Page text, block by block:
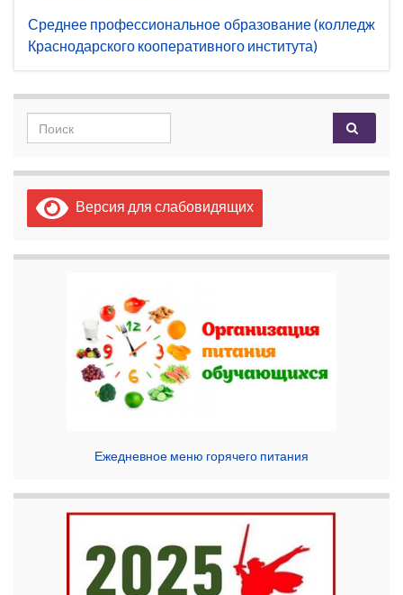
Среднее профессиональное образование (колледж
Краснодарского кооперативного института)
Search for:
Версия для слабовидящих
Ежедневное меню горячего питания